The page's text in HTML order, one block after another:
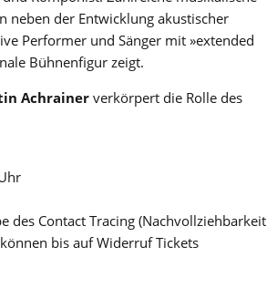
neben der Entwicklung akustischer
Performer und Sänger mit »extended
Bühnenfigur zeigt.
Achrainerverkörpert die Rolle des
des Contact Tracing (Nachvollziehbarkeit
bis auf Widerruf Tickets